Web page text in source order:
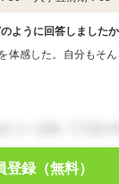
ように回答しました
体感した。自分もそ
登録（無料）